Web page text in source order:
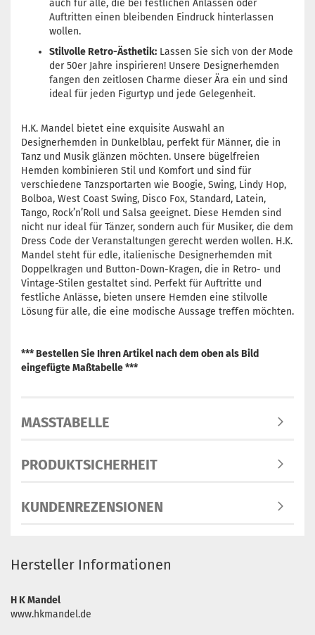
auch für alle, die bei festlichen Anlässen oder
Auftritten einen bleibenden Eindruck hinterlassen
wollen.
Stilvolle Retro-Ästhetik: Lassen Sie sich von der Mode
der 50er Jahre inspirieren! Unsere Designerhemden
fangen den zeitlosen Charme dieser Ära ein und sind
ideal für jeden Figurtyp und jede Gelegenheit.
H.K. Mandel bietet eine exquisite Auswahl an
Designerhemden in Dunkelblau, perfekt für Männer, die in
Tanz und Musik glänzen möchten. Unsere bügelfreien
Hemden kombinieren Stil und Komfort und sind für
verschiedene Tanzsportarten wie Boogie, Swing, Lindy Hop,
Bolboa, West Coast Swing, Disco Fox, Standard, Latein,
Tango, Rock’n’Roll und Salsa geeignet. Diese Hemden sind
nicht nur ideal für Tänzer, sondern auch für Musiker, die dem
Dress Code der Veranstaltungen gerecht werden wollen. H.K.
Mandel steht für edle, italienische Designerhemden mit
Doppelkragen und Button-Down-Kragen, die in Retro- und
Vintage-Stilen gestaltet sind. Perfekt für Auftritte und
festliche Anlässe, bieten unsere Hemden eine stilvolle
Lösung für alle, die eine modische Aussage treffen möchten.
*** Bestellen Sie Ihren Artikel nach dem oben als Bild
eingefügte Maßtabelle ***
MASSTABELLE
PRODUKTSICHERHEIT
KUNDENREZENSIONEN
Hersteller Informationen
H K Mandel
www.hkmandel.de